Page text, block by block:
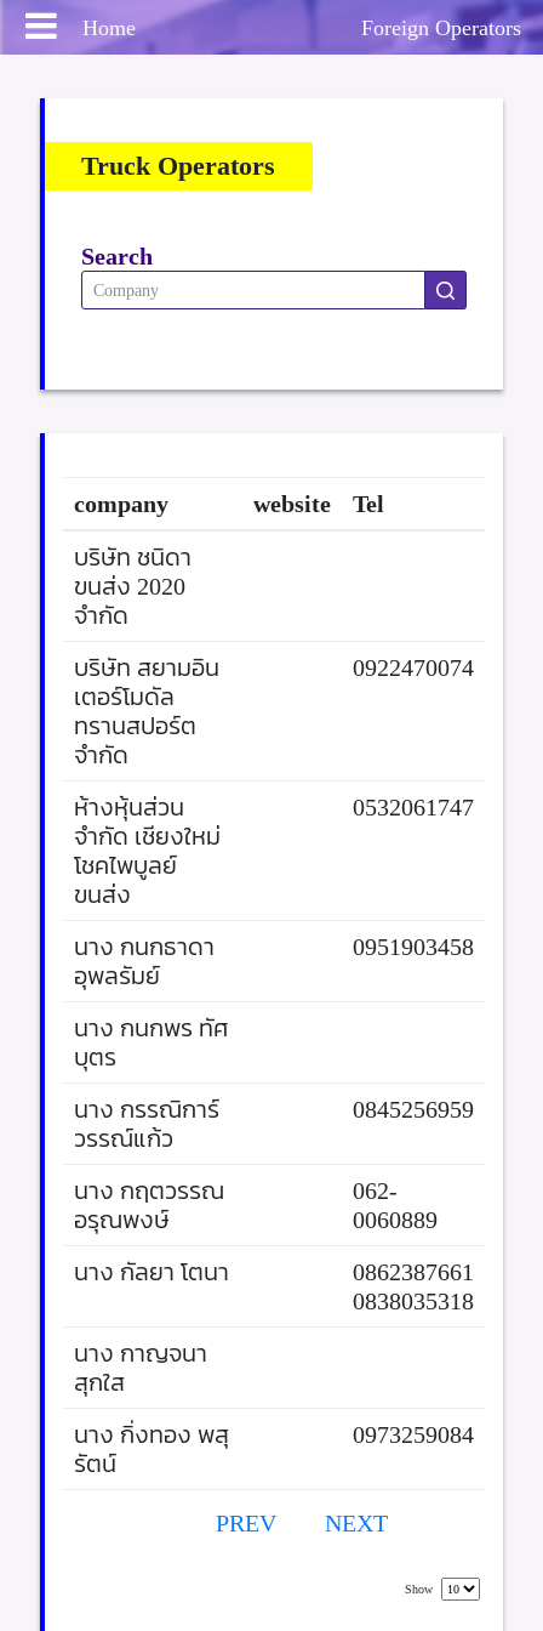
คุณวินัย ใส
Logout
Home
บริการ
งานสัมมนา
เอกสาร
ติดต่อสอบถาม
Home Foreign Operators
Truck Operators
Search
company website Tel
บริษัท ชนิดา
ขนส่ง 2020
จำกัด
บริษัท สยามอิน
เตอร์โมดัล
ทรานสปอร์ต
จำกัด
0922470074
ห้างหุ้นส่วน
จำกัด เชียงใหม่
โชคไพบูลย์
ขนส่ง
0532061747
นาง กนกธาดา
อุพลรัมย์
0951903458
นาง กนกพร ทัศ
บุตร
นาง กรรณิการ์
วรรณ์แก้ว
0845256959
นาง กฤตวรรณ
อรุณพงษ์
062-
0060889
นาง กัลยา โตนา
0862387661
0838035318
นาง กาญจนา
สุกใส
นาง กิ่งทอง พสุ
รัตน์
0973259084
PREV NEXT
Show